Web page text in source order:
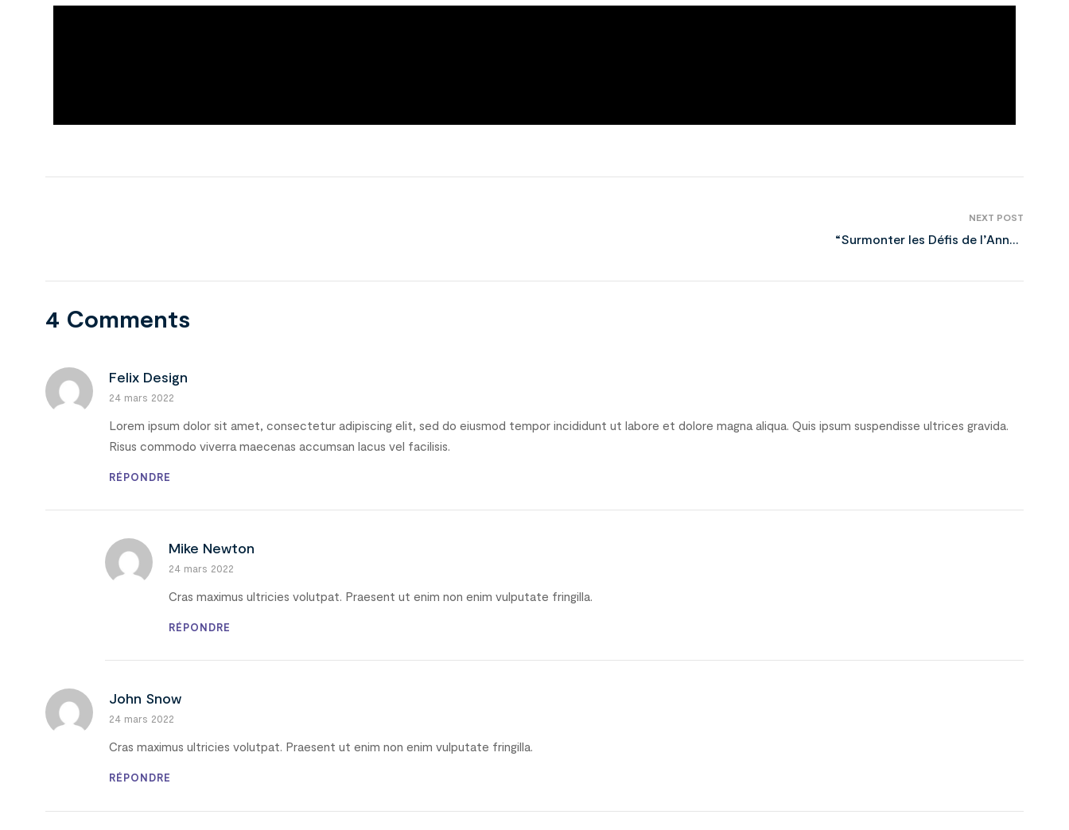
NEXT POST
“Surmonter les Défis de l’Année
pour le Développement de Notre
4 Comments
Felix Design
24 mars 2022
Lorem ipsum dolor sit amet, consectetur adipiscing elit, sed do eiusmod tempor incididunt ut labore et dolore magna aliqua. Quis ipsum suspendisse ultrices gravida.
Risus commodo viverra maecenas accumsan lacus vel facilisis.
RÉPONDRE
Mike Newton
24 mars 2022
Cras maximus ultricies volutpat. Praesent ut enim non enim vulputate fringilla.
RÉPONDRE
John Snow
24 mars 2022
Cras maximus ultricies volutpat. Praesent ut enim non enim vulputate fringilla.
RÉPONDRE